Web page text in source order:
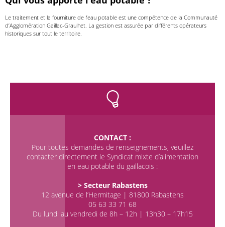
Le traitement et la fourniture de l’eau potable est une compétence de la Communauté
d’Agglomération Gaillac-Graulhet. La gestion est assurée par différents opérateurs
historiques sur tout le territoire.
CONTACT :
Pour toutes demandes de renseignements, veuillez
contacter directement le Syndicat mixte d’alimentation
en eau potable du gaillacois :
> Secteur Rabastens
12 avenue de l’Hermitage | 81800 Rabastens
05 63 33 71 68
Du lundi au vendredi de 8h – 12h | 13h30 – 17h15